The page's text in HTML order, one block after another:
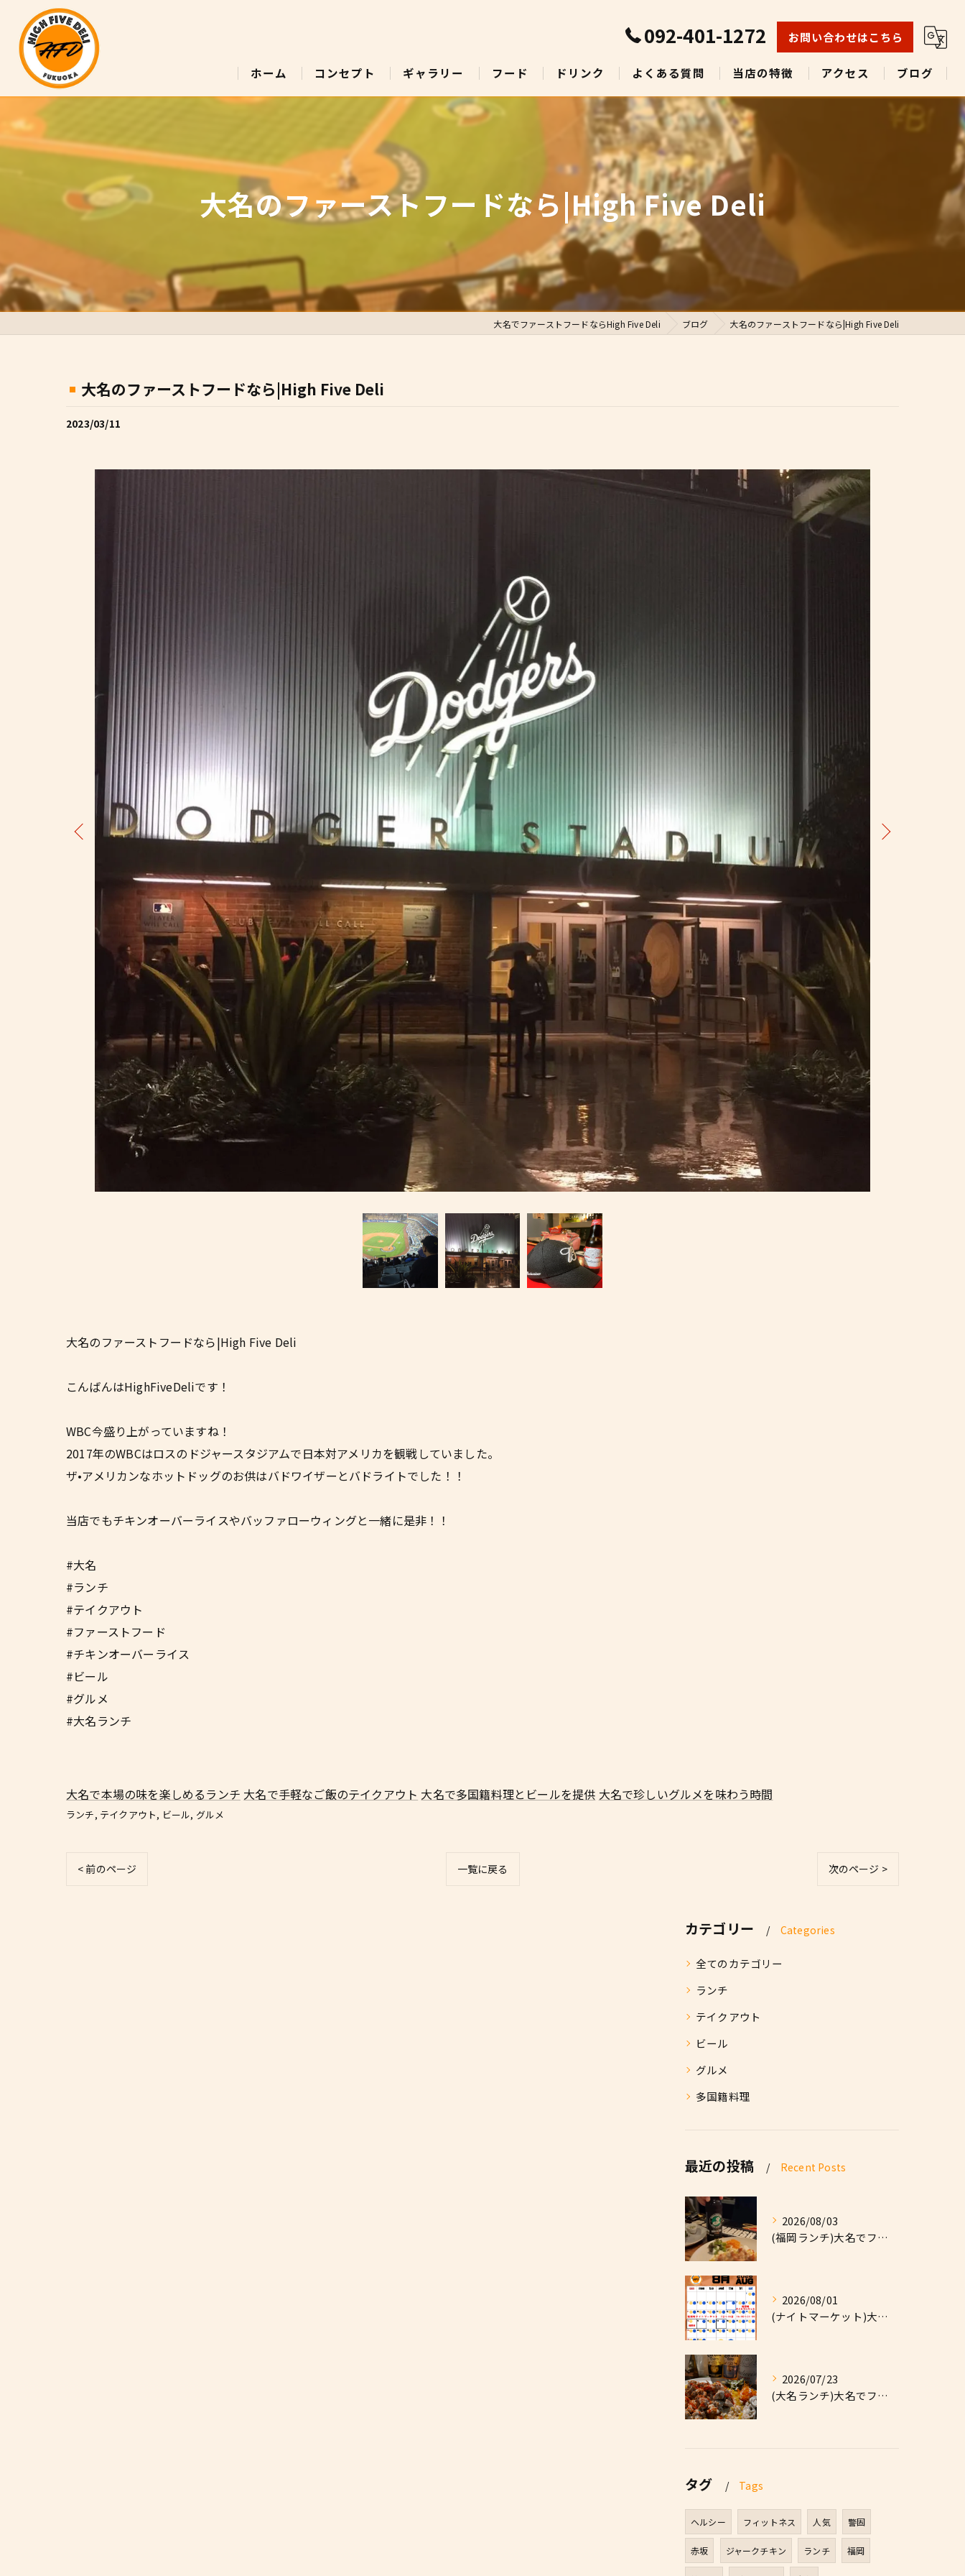
092-401-1272 お問い合わせはこちら
ホーム コンセプト ギャラリー フード ドリンク よくある質問 当店の特徴
ランチ
テイクアウト
ビール
アクセス ブログ
大名のファーストフードなら|High Five Deli
大名でファーストフードならHigh Five Deli ブログ 大名のファーストフードなら|High Five Deli
大名のファーストフードなら|High Five Deli
2023/03/11
大名のファーストフードなら|High Five Deli
こんばんはHighFiveDeliです！
WBC今盛り上がっていますね！
2017年のWBCはロスのドジャースタジアムで日本対アメリカを観戦していました。
ザ•アメリカンなホットドッグのお供はバドワイザーとバドライトでした！！
当店でもチキンオーバーライスやバッファローウィングと一緒に是非！！
#大名
#ランチ
#テイクアウト
#ファーストフード
#チキンオーバーライス
#ビール
#グルメ
#大名ランチ
大名で本場の味を楽しめるランチ 大名で手軽なご飯のテイクアウト 大名で多国籍料理とビールを提供 大名で珍しいグルメを味わう時間
ランチ テイクアウト ビール グルメ
< 前のページ 一覧に戻る 次のページ >
カテゴリー Categories
全てのカテゴリー
ランチ
テイクアウト
ビール
グルメ
多国籍料理
最近の投稿 Recent Posts
2026/08/03
(福岡ランチ)大名でファーストフードなら|High Five...
2026/08/01
(ナイトマーケット)大名でファーストフードなら|High F...
2026/07/23
(大名ランチ)大名でファーストフードなら|High Five...
タグ Tags
ヘルシー フィットネス 人気 警固
赤坂 ジャークチキン ランチ 福岡